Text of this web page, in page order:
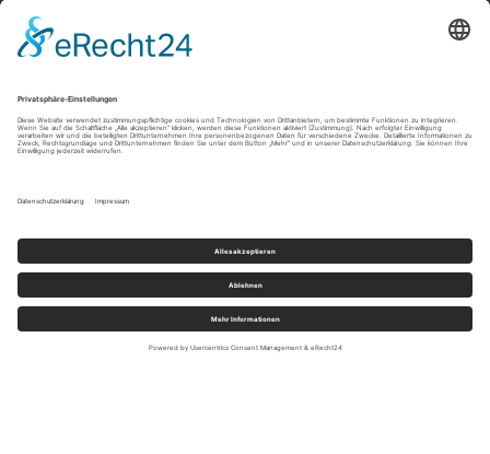
Oberpfälzer Wald:
Presse
Erlebnisse